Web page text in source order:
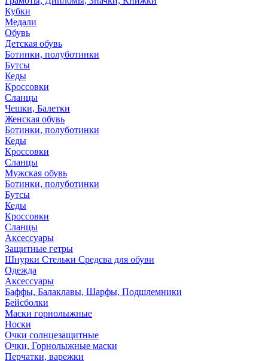
Кубки
Медали
Обувь
Детская обувь
Ботинки, полуботинки
Бутсы
Кеды
Кроссовки
Сланцы
Чешки, Балетки
Женская обувь
Ботинки, полуботинки
Кеды
Кроссовки
Сланцы
Мужская обувь
Ботинки, полуботинки
Бутсы
Кеды
Кроссовки
Сланцы
Аксессуары
Защитные гетры
Шнурки Стельки Средсва для обуви
Одежда
Аксессуары
Баффы, Балаклавы, Шарфы, Подшлемники
Бейсболки
Маски горнолыжные
Носки
Очки солнцезащитные
Очки, Горнолыжные маски
Перчатки, варежки